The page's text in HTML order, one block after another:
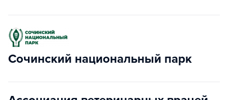
Сочинский национальный парк